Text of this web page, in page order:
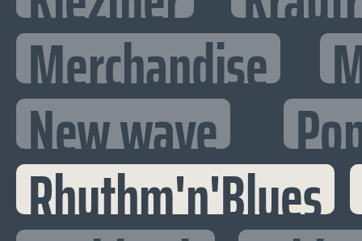
Merchandise
New wave
Rhythm'n'Blues